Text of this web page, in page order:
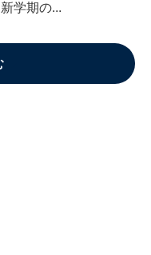
学期の...